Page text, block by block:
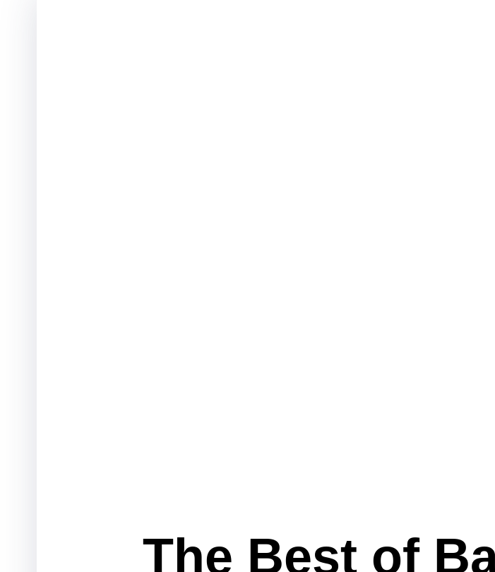
The Best of